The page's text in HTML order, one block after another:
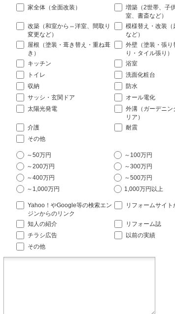
家全体（全面改装）
増築（2世帯、子
室、書斎など）
改築（和室から⇔洋室、間取り
変更など）
模様替え・改装（
など）
屋根（塗装・葺き替え・重ね葺
き）
外壁（塗装・張り
り・タイル張り）
キッチン
浴室
トイレ
洗面化粧台
収納
防水
サッシ・玄関ドア
オール電化
太陽光発電
外溝（ガーデニン
リア）
介護
耐震
その他
～50万円
～100万円
～200万円
～300万円
～400万円
～500万円
～1,000万円
1,000万円以上
Yahoo！やGoogle等の検索エン
ジンからのリンク
リフォームサイト
知人の紹介
リフォーム誌
チラシ広告
以前の実績
その他